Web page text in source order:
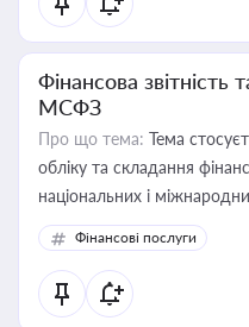
Фінансова звітність
МСФЗ
Про що тема: Тема
обліку та складання
національних і
Фінансові послуги